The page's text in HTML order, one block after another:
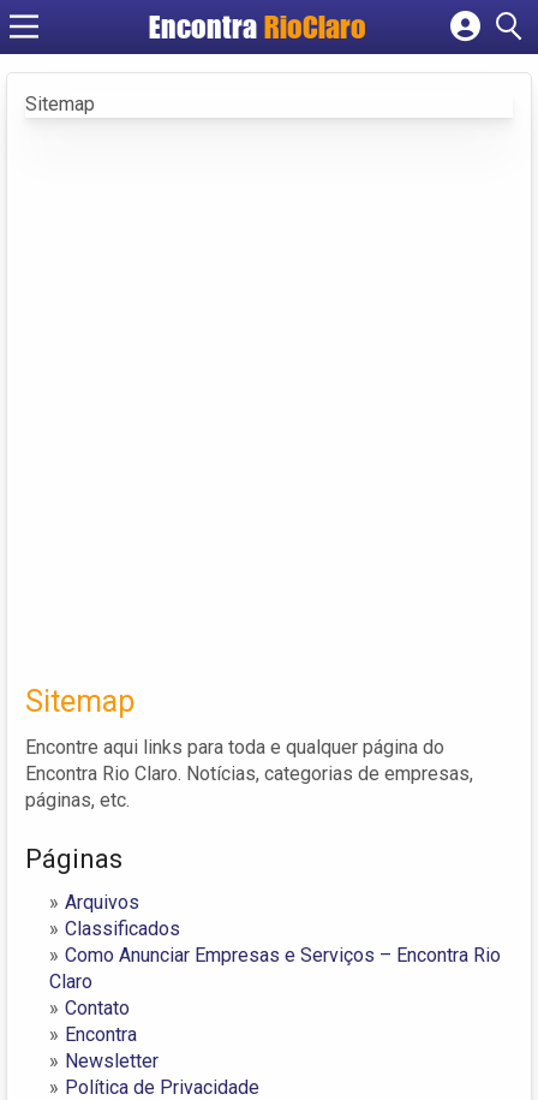
Encontra RioClaro
Cadastrar empresa
Criar conta
Sitemap
Sitemap
Encontre aqui links para toda e qualquer página do
Encontra Rio Claro. Notícias, categorias de empresas,
páginas, etc.
Páginas
Arquivos
Classificados
Como Anunciar Empresas e Serviços – Encontra Rio
Claro
Contato
Encontra
Newsletter
Política de Privacidade